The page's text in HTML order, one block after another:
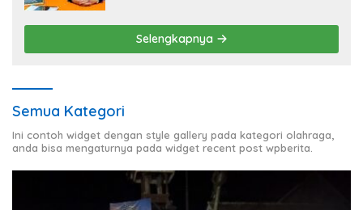
Selengkapnya
Semua Kategori
Ini contoh widget dengan style gallery pada kategori olahraga,
anda bisa mengaturnya pada widget recent post wpberita.